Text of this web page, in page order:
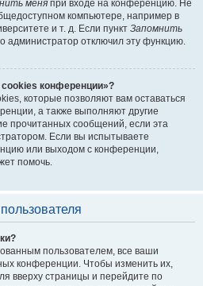
меня при входе на конференцию. Не
компьютере, например в
и т. д. Если пункт Запомнить
администратор отключил эту функцию.
конференции»?
которые позволяют вам оставаться
а также выполняют другие
прочитанных сообщений, если эта
Если вы испытываете
или выходом с конференции,
помочь.
пользователем, все ваши
конференции. Чтобы изменить их,
вверху страницы и перейдите по